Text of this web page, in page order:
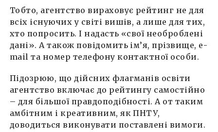
Тобто, агентство вираховує рейтинг не для
всіх існуючих у світі вишів, а лише для тих,
хто попросить. І надасть «свої необроблені
дані». А також повідомить ім’я, прізвище, е-
mail та номер телефону контактної особи.
Підозрюю, що дійсних флагманів освіти
агентство включає до рейтингу самостійно
– для більшої правдоподібності. А от таким
амбітним і креативним, як ПНТУ,
доводиться виконувати поставлені вимоги.